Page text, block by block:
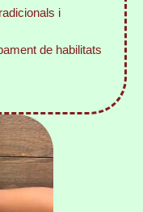
i
de habilitats